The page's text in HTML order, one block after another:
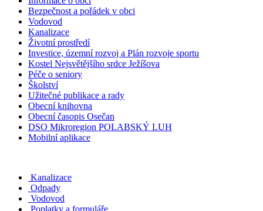
Bezpečnost a pořádek v obci
Vodovod
Kanalizace
Životní prostředí
Investice, územní rozvoj a Plán rozvoje sportu
Kostel Nejsvětějšího srdce Ježíšova
Péče o seniory
Školství
Užitečné publikace a rady
Obecní knihovna
Obecní časopis Osečan
DSO Mikroregion POLABSKÝ LUH
Mobilní aplikace
Kanalizace
Odpady
Vodovod
Poplatky a formuláře